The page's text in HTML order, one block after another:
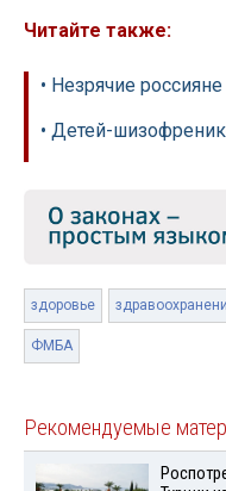
Читайте также:
• Незрячие
• Детей-
здоровье
ФМБА
Рекомендуемые